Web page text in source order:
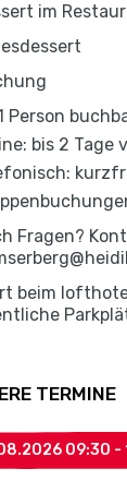
im
Person
bis 2 Tage
Fragen?
beim
TERMINE
09:30 -